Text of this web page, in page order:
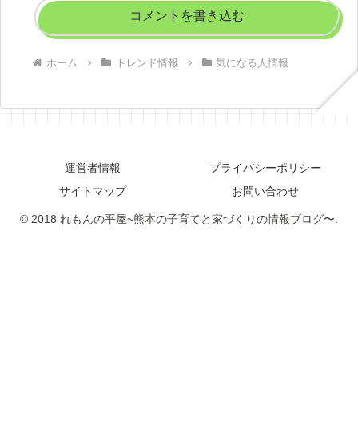
コメントを書き込む
ホーム トレンド情報 気になる人情報
運営者情報
プライバシーポリシー
サイトマップ
お問い合わせ
© 2018 れもんの平屋~熊本の子育てと家づくりの情報ブログ〜.